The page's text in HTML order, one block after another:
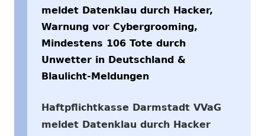
meldet Datenklau durch Hacker,
Warnung vor Cybergrooming,
Mindestens 106 Tote durch
Unwetter in Deutschland &
Blaulicht-Meldungen
Haftpflichtkasse Darmstadt VVaG
meldet Datenklau durch Hacker